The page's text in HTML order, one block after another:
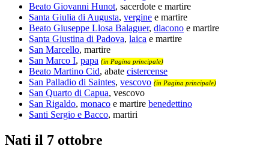
Beato Giovanni Hunot, sacerdote e martire
Santa Giulia di Augusta, vergine e martire
Beato Giuseppe Llosa Balaguer, diacono e martire
Santa Giustina di Padova, laica e martire
San Marcello, martire
San Marco I, papa (in Pagina principale)
Beato Martino Cid, abate cistercense
San Palladio di Saintes, vescovo (in Pagina principale)
San Quarto di Capua, vescovo
San Rigaldo, monaco e martire benedettino
Santi Sergio e Bacco, martiri
Nati il 7 ottobre